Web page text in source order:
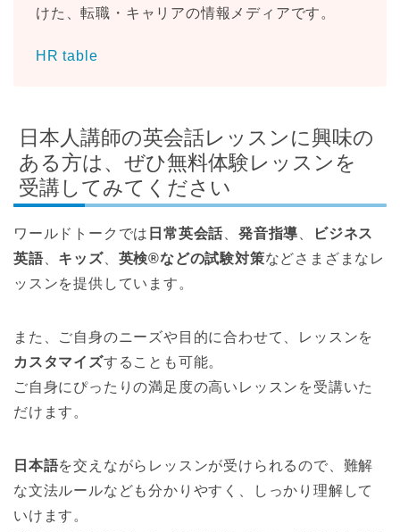
けた、転職・キャリアの情報メディアです。
HR table
日本人講師の英会話レッスンに興味の
ある方は、ぜひ無料体験レッスンを
受講してみてください
ワールドトークでは 日常英会話 、発音指導
ビジネス
英語、 キッズ、 英検®などの試験対策などさまざまなレ
ッスンを提供しています。
また、ご自身のニーズや目的に合わせて、レッスンを
カスタマイズすることも可能。
ご自身にぴったりの満足度の高いレッスンを受講いた
だけます。
日本語を交えながらレッスンが受けられるので、難解
な文法ルールなども分かりやすく、しっかり理解して
いけます。